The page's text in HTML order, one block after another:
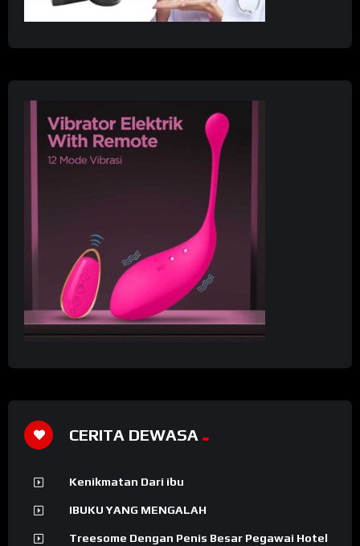
CERITA DEWASA
Kenikmatan Dari ibu
IBUKU YANG MENGALAH
Treesome Dengan Penis Besar Pegawai Hotel